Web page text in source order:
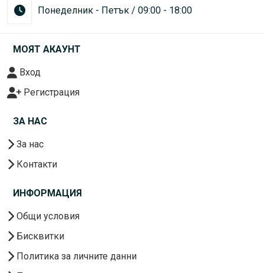
Понеделник - Петък / 09:00 - 18:00
МОЯТ АКАУНТ
Вход
Регистрация
ЗА НАС
За нас
Контакти
ИНФОРМАЦИЯ
Общи условия
Бисквитки
Политика за личните данни